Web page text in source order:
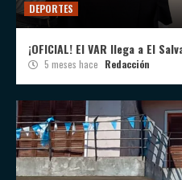
DEPORTES
¡OFICIAL! El VAR llega a El
5 meses hace Redacción